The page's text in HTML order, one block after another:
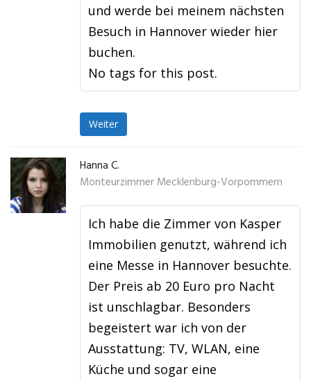
und werde bei meinem nächsten
Besuch in Hannover wieder hier
buchen.
No tags for this post.
Weiter
Hanna C.
Monteurzimmer Mecklenburg-Vorpommern
Ich habe die Zimmer von Kasper
Immobilien genutzt, während ich
eine Messe in Hannover besuchte.
Der Preis ab 20 Euro pro Nacht
ist unschlagbar. Besonders
begeistert war ich von der
Ausstattung: TV, WLAN, eine
Küche und sogar eine